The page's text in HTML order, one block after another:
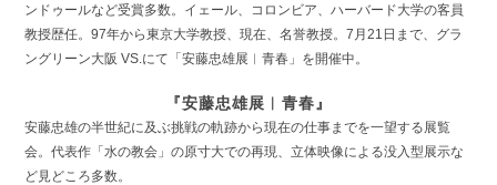
ンドゥールなど受賞多数。イェール、コロンビア、ハーバード大学の客員
教授歴任。97年から東京大学教授、現在、名誉教授。7月21日まで、グラ
ングリーン大阪 VS.にて「安藤忠雄展︱青春」を開催中。
『安藤忠雄展︱青春』
安藤忠雄の半世紀に及ぶ挑戦の軌跡から現在の仕事までを一望する展覧
会。代表作「水の教会」の原寸大での再現、立体映像による没入型展示な
ど見どころ多数。